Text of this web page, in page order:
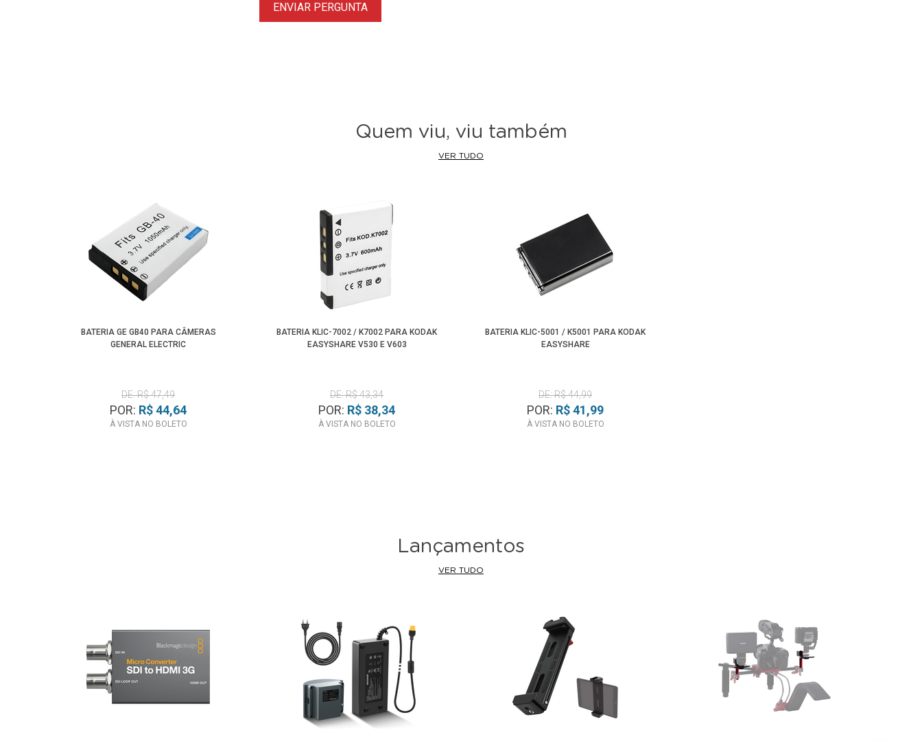
ENVIAR PERGUNTA
Quem viu, viu também
VER TUDO
BATERIA GE GB40 PARA CÂMERAS
GENERAL ELECTRIC
DE: R$ 47,49
POR: R$ 44,64
À VISTA NO BOLETO
BATERIA KLIC-7002 / K7002 PARA KODAK
EASYSHARE V530 E V603
DE: R$ 43,34
POR: R$ 38,34
À VISTA NO BOLETO
BATERIA KLIC-5001 / K5001 PARA KODAK
EASYSHARE
DE: R$ 44,99
POR: R$ 41,99
À VISTA NO BOLETO
Lançamentos
VER TUDO